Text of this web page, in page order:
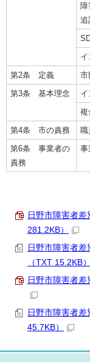
障
追
第2条 定義
市
第3条 基本理念
複
第4条 市の責務
職
第6条 事業者の
責務
事
日野市障害者
281.2KB）
日野市障害者
（TXT 15.2KB）
日野市障害者差
日野市障害者
45.7KB）